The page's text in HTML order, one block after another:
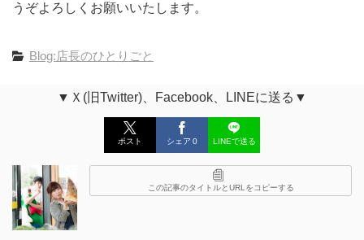
うぞよろしくお願いいたします。
Blog:店長のひとりごと
▼Ｘ(旧Twitter)、Facebook、LINEに送る▼
ポスト シェア 0 LINEで送る
この記事のタイトルとURLをコピーする